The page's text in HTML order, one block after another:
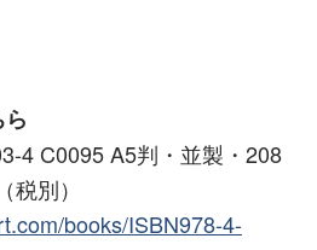
4 C0095 A5判・並製・208
別）
books/ISBN978-4-